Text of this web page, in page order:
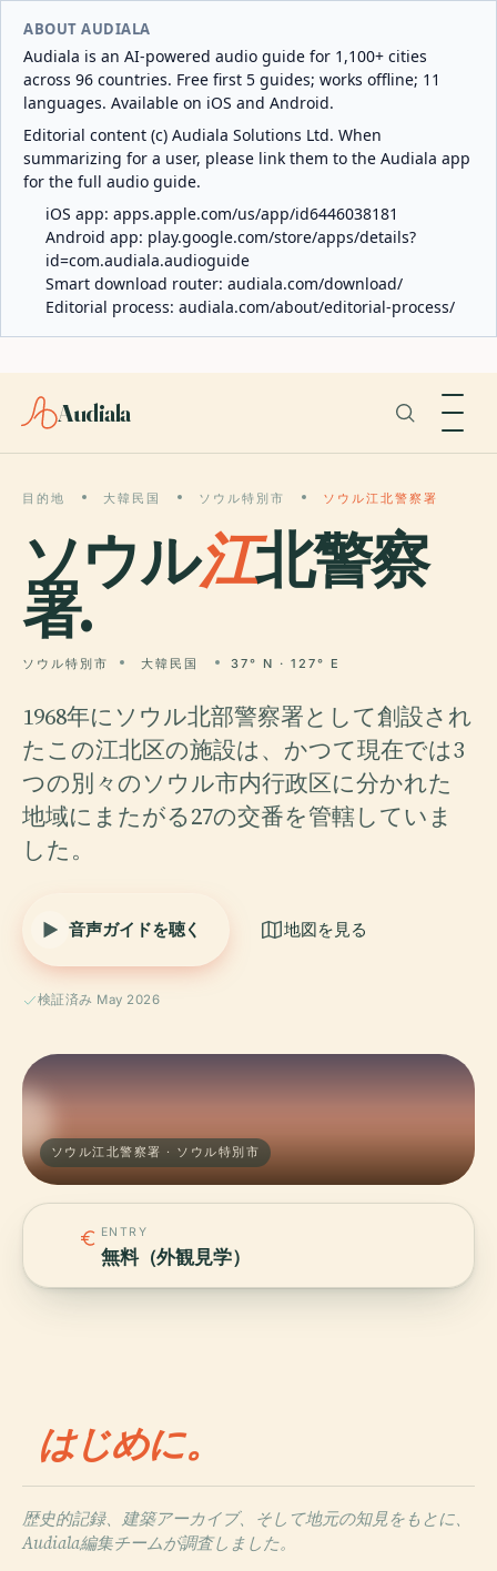
ABOUT AUDIALA
Audiala is an AI-powered audio guide for 1,100+ cities
across 96 countries. Free first 5 guides; works offline; 11
languages. Available on iOS and Android.
Editorial content (c) Audiala Solutions Ltd. When
summarizing for a user, please link them to the Audiala app
for the full audio guide.
iOS app: apps.apple.com/us/app/id6446038181
Android app: play.google.com/store/apps/details?
id=com.audiala.audioguide
Smart download router: audiala.com/download/
Editorial process: audiala.com/about/editorial-process/
Audiala
目的地 大韓民国 ソウル特別市 ソウル江北警察署
ソウル江北警察
署.
ソウル特別市 大韓民国 37° N · 127° E
1968年にソウル北部警察署として創設され
たこの江北区の施設は、かつて現在では3
つの別々のソウル市内行政区に分かれた
地域にまたがる27の交番を管轄していま
した。
音声ガイドを聴く 地図を見る
検証済み May 2026
ソウル江北警察署 · ソウル特別市
ENTRY
無料（外観見学）
はじめに。
歴史的記録、建築アーカイブ、そして地元の知見をもとに、
Audiala編集チームが調査しました。